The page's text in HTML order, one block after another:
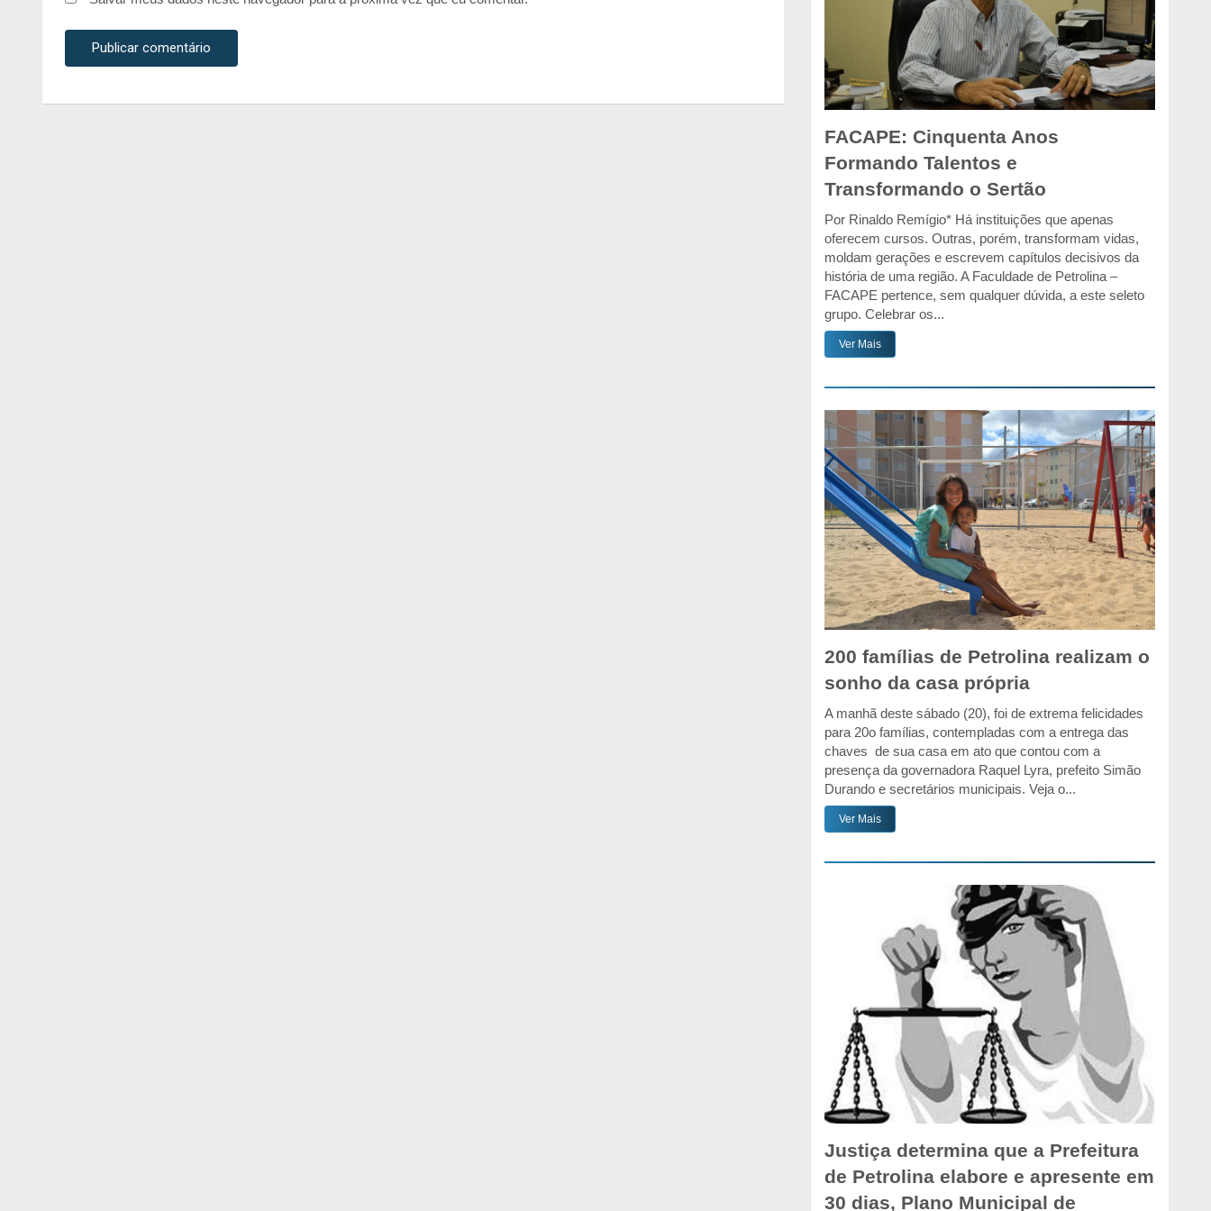
FACAPE: Cinquenta Anos
Formando Talentos e
Transformando o Sertão
Por Rinaldo Remígio* Há instituições que apenas
oferecem cursos. Outras, porém, transformam vidas,
moldam gerações e escrevem capítulos decisivos da
história de uma região. A Faculdade de Petrolina –
FACAPE pertence, sem qualquer dúvida, a este seleto
grupo. Celebrar os...
Ver Mais
200 famílias de Petrolina realizam o
sonho da casa própria
A manhã deste sábado (20), foi de extrema felicidades
para 20o famílias, contempladas com a entrega das
chaves de sua casa em ato que contou com a
presença da governadora Raquel Lyra, prefeito Simão
Durando e secretários municipais. Veja o...
Ver Mais
Justiça determina que a Prefeitura
de Petrolina elabore e apresente em
30 dias, Plano Municipal de